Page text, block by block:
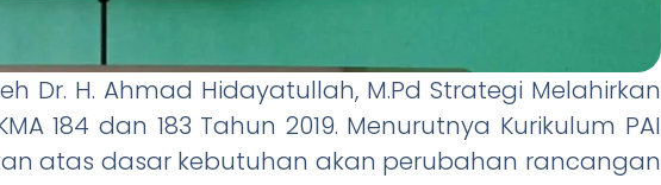
Dr. H. Ahmad Hidayatullah, M.Pd Strategi Melahirkan
184 dan 183 Tahun 2019. Menurutnya Kurikulum PAI
atas dasar kebutuhan akan perubahan rancangan